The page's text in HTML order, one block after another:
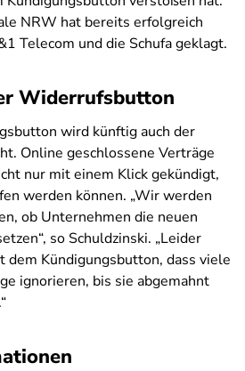
NRW hat bereits erfolgreich
Telecom und die Schufa geklagt.
Widerrufsbutton
wird künftig auch der
Online geschlossene Verträge
nur mit einem Klick gekündigt,
werden können. „Wir werden
ob Unternehmen die neuen
so Schuldzinski. „Leider
dem Kündigungsbutton, dass viele
ignorieren, bis sie abgemahnt